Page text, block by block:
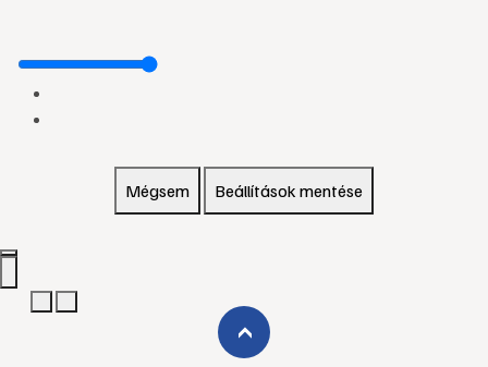
Mégsem Beállítások mentése
›